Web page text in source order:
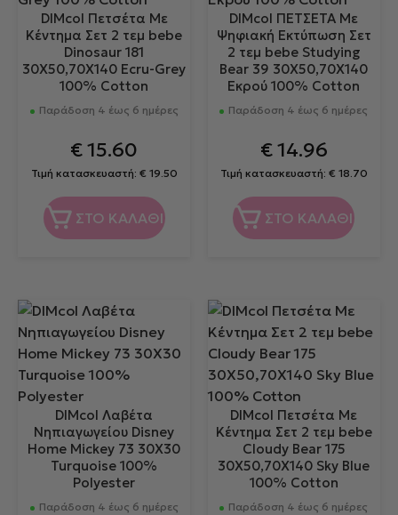
DIMcol Πετσέτα Με
Κέντημα Σετ 2 τεμ bebe
Dinosaur 181
30X50,70X140 Ecru-Grey
100% Cotton
Παράδοση 4 έως 6 ημέρες
€15.60
Τιμή κατασκευαστή: € 19.50
ΣΤΟ ΚΑΛΑΘΙ
DIMcol ΠΕΤΣΕΤΑ Με
Ψηφιακή Εκτύπωση Σετ
2 τεμ bebe Studying
Bear 39 30X50,70X140
Εκρού 100% Cotton
Παράδοση 4 έως 6 ημέρες
€14.96
Τιμή κατασκευαστή: € 18.70
ΣΤΟ ΚΑΛΑΘΙ
DIMcol Λαβέτα
Νηπιαγωγείου Disney
Home Mickey 73 30X30
Turquoise 100%
Polyester
Παράδοση 4 έως 6 ημέρες
DIMcol Πετσέτα Με
Κέντημα Σετ 2 τεμ bebe
Cloudy Bear 175
30X50,70X140 Sky Blue
100% Cotton
Παράδοση 4 έως 6 ημέρες